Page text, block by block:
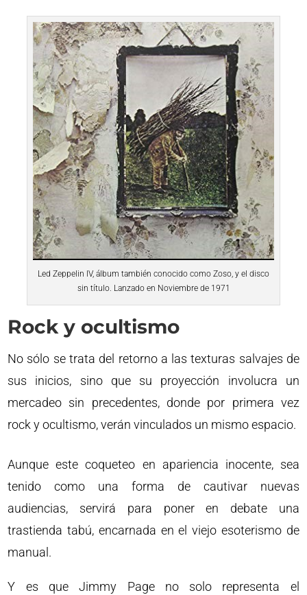
Led Zeppelin IV, álbum también conocido como Zoso, y el disco
sin título. Lanzado en Noviembre de 1971
Rock y ocultismo
No sólo se trata del retorno a las texturas salvajes de
sus inicios, sino que su proyección involucra un
mercadeo sin precedentes, donde por primera vez
rock y ocultismo, verán vinculados un mismo espacio.
Aunque este coqueteo en apariencia inocente, sea
tenido como una forma de cautivar nuevas
audiencias, servirá para poner en debate una
trastienda tabú, encarnada en el viejo esoterismo de
manual.
Y es que Jimmy Page no solo representa el